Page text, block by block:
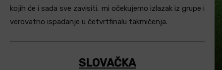
kojih će i sada sve zavisiti, mi očekujemo izlazak iz grupe i
verovatno ispadanje u četvrtfinalu takmičenja.
SLOVAČKA